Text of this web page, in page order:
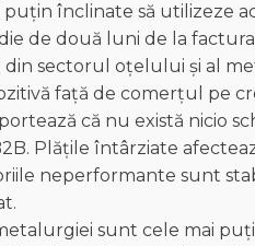
înclinate să utilizeze
de două luni de la
sectorul oțelului și al
față de comerțul pe
că nu există nicio
Plățile întârziate
neperformante sunt
sunt cele mai